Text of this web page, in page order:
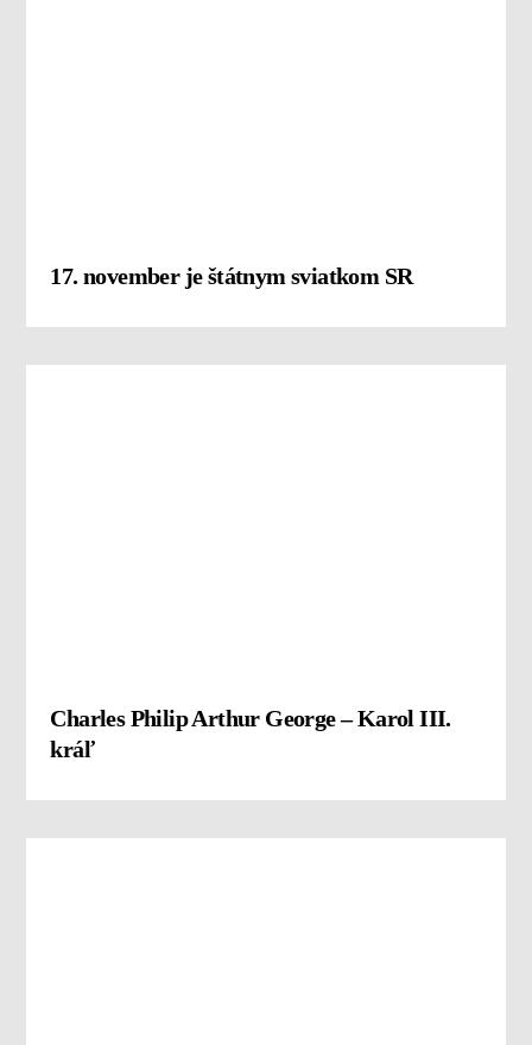
17. november je štátnym sviatkom SR
Charles Philip Arthur George – Karol III.
kráľ